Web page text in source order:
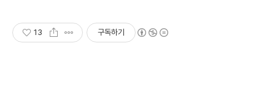
13 구독하기